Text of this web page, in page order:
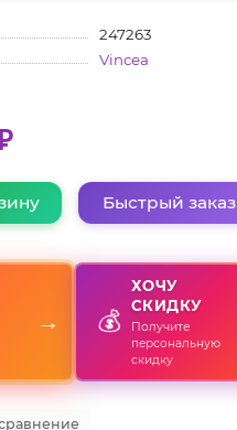
247263
Vincea
Быстрый заказ
→ 💰
ХОЧУ
СКИДКУ
Получите
персональную
скидку